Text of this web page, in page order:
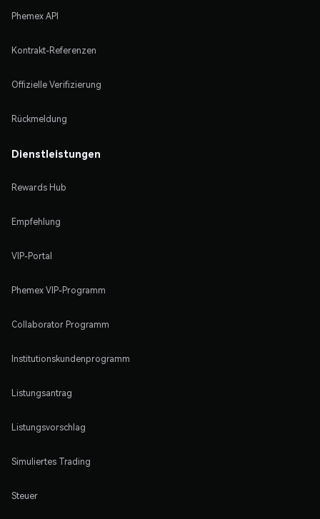
Phemex API
Kontrakt-Referenzen
Offizielle Verifizierung
Rückmeldung
Dienstleistungen
Rewards Hub
Empfehlung
VIP-Portal
Phemex VIP-Programm
Collaborator Programm
Institutionskundenprogramm
Listungsantrag
Listungsvorschlag
Simuliertes Trading
Steuer